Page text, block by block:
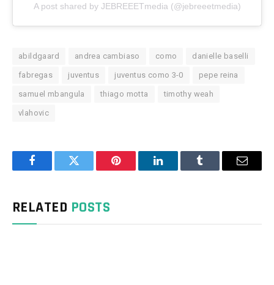
A post shared by JEBREEETmedia (@jebreeetmedia)
abildgaard andrea cambiaso como danielle baselli
fabregas juventus juventus como 3-0 pepe reina
samuel mbangula thiago motta timothy weah
vlahovic
FacebookTwitter Pinterest LinkedInTumblr Email
RELATED POSTS